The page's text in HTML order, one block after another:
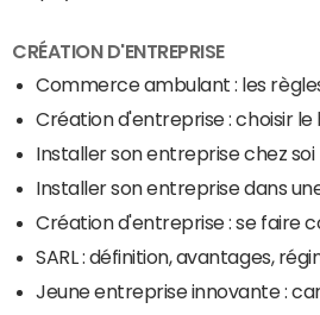
CRÉATION D'ENTREPRISE
Commerce ambulant : les
Création d'entreprise : choisir
Installer son entreprise chez soi
Installer son entreprise dans
Création d'entreprise : se faire
SARL : définition, avantages,
Jeune entreprise innovante :